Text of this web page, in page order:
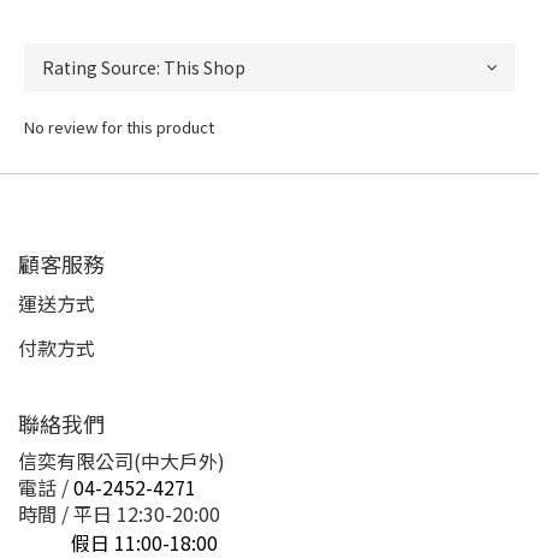
No review for this product
顧客服務
運送方式
付款方式
聯絡我們
信奕有限公司(中大戶外)
電話 /04-2452-4271
時間 / 平日 12:30-20:00
假日 11:00-18:00